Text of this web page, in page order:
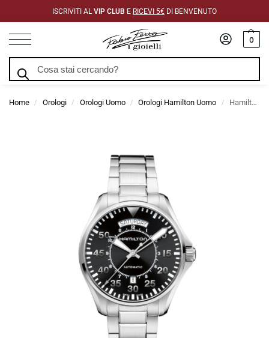
ISCRIVITI AL VIP CLUB E RICEVI 5€ DI BENVENUTO
0
Home / Orologi / Orologi Uomo / Orologi Hamilton Uomo / Hamilton Khaki Aviation Pilot 42mm H64615135